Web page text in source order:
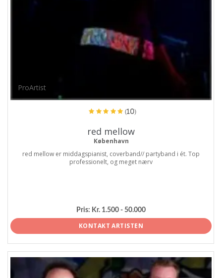
ProArtist
(10)
red mellow
København
red mellow er middagspianist, coverband// partyband i ét. Top
professionelt, og meget nærv
Pris: Kr. 1.500 - 50.000
KONTAKT ARTISTEN